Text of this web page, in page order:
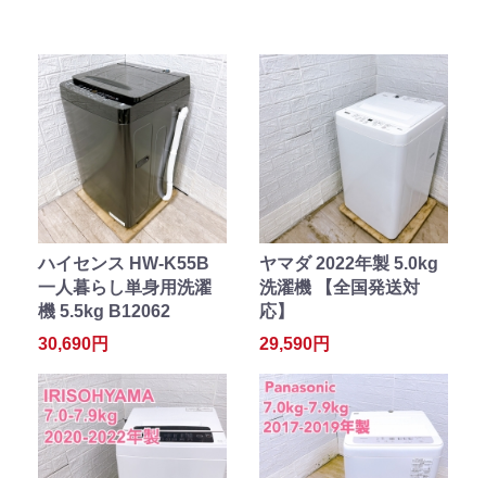
ハイセンス HW-K55B
一人暮らし単身用洗濯
機 5.5kg B12062
30,690円
ヤマダ 2022年製 5.0kg
洗濯機 【全国発送対
応】
29,590円